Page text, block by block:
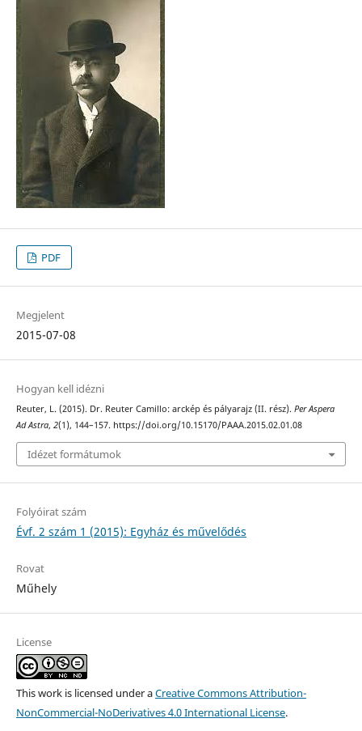
PDF
Megjelent
2015-07-08
Hogyan kell idézni
Reuter, L. (2015). Dr. Reuter Camillo: arckép és pályarajz (II. rész). Per Aspera
Ad Astra, 2(1), 144–157. https://doi.org/10.15170/PAAA.2015.02.01.08
Idézet formátumok
Folyóirat szám
Évf. 2 szám 1 (2015): Egyház és művelődés
Rovat
Műhely
License
This work is licensed under aCreative Commons Attribution-
NonCommercial-NoDerivatives 4.0 International License.